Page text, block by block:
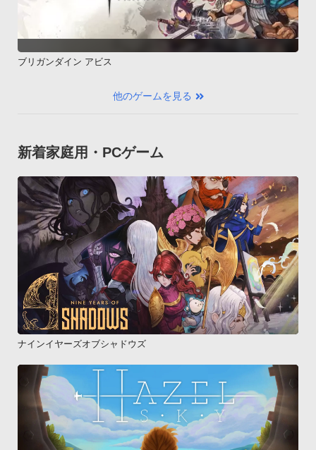
ブリガンダイン アビス
他のゲームを見る
新着家庭用・PCゲーム
ナインイヤーズオブシャドウズ